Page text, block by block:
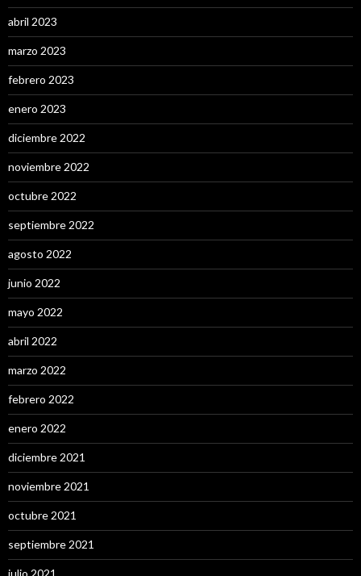
abril 2023
marzo 2023
febrero 2023
enero 2023
diciembre 2022
noviembre 2022
octubre 2022
septiembre 2022
agosto 2022
junio 2022
mayo 2022
abril 2022
marzo 2022
febrero 2022
enero 2022
diciembre 2021
noviembre 2021
octubre 2021
septiembre 2021
julio 2021